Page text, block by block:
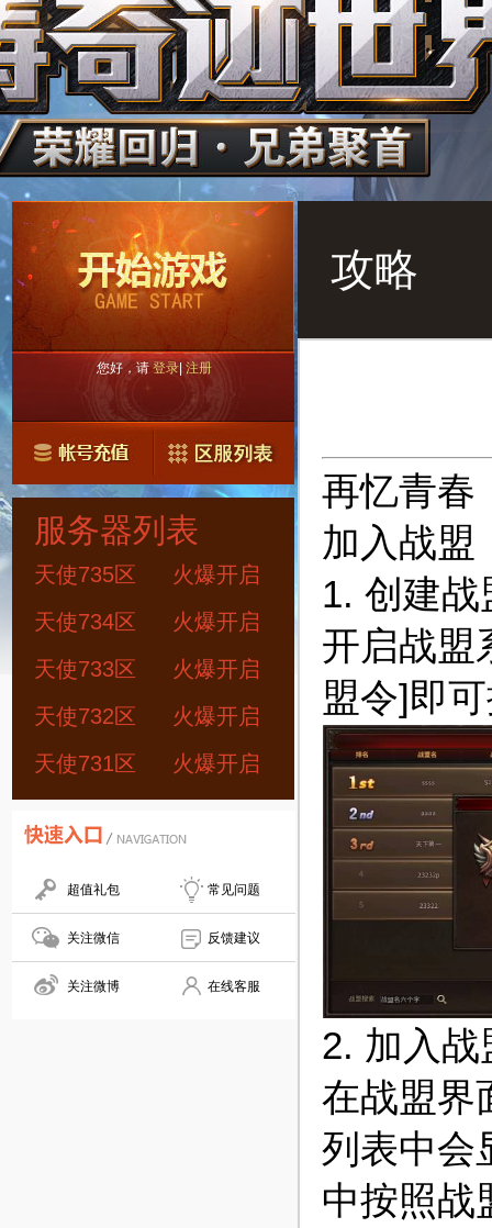
您好，请登录|注册
服务器列表
天使735区
火爆开启
天使734区
火爆开启
天使733区
火爆开启
天使732区
火爆开启
天使731区
火爆开启
超值礼包 常见问题
关注微信 反馈建议
关注微博 在线客服
攻略
再忆青春
加入战盟
1. 创建战
开启战盟
盟令]即
2. 加入战
在战盟界
列表中会
中按照战